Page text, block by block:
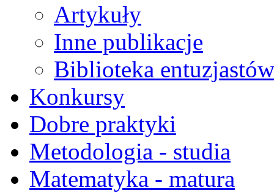
Artykuły
Inne publikacje
Biblioteka
Konkursy
Dobre praktyki
Metodologia - studia
Matematyka - matura